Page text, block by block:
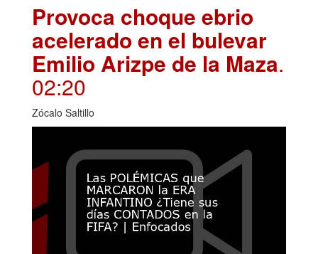
Provoca choque ebrio
acelerado en el bulevar
Emilio Arizpe de la Maza.
02:20
Zócalo Saltillo